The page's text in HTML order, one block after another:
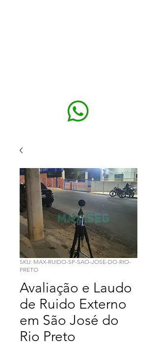
SKU: MAX-RUIDO-SP-SAO-JOSE-DO-RIO-
PRETO
Avaliação e Laudo
de Ruido Externo
em São José do
Rio Preto